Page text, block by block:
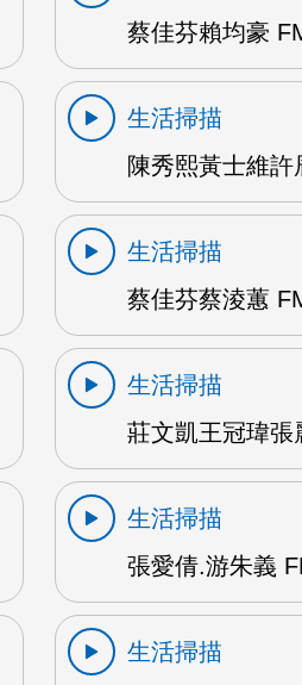
蔡佳芬賴均豪
生活掃描
陳秀熙黃士維許
生活掃描
蔡佳芬蔡淩蕙
生活掃描
莊文凱王冠瑋張
生活掃描
張愛倩.游朱義
生活掃描